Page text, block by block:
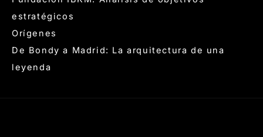
estratégicos
Orígenes
De Bondy a Madrid: La arquitectura de una
leyenda